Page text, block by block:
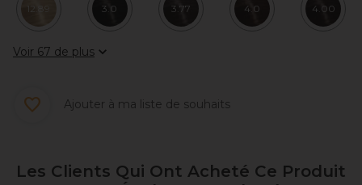
12.89 3.0 3.77 4.0 4.00
Voir 67 de plus
Ajouter à ma liste de souhaits
Les Clients Qui Ont Acheté Ce Produit